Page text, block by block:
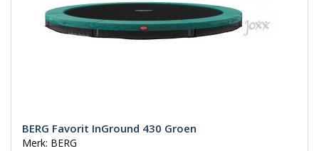
BERG Favorit InGround 430 Groen
Merk: BERG